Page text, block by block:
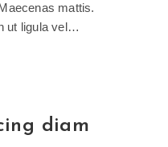
mattis.
ut ligula vel…
diam